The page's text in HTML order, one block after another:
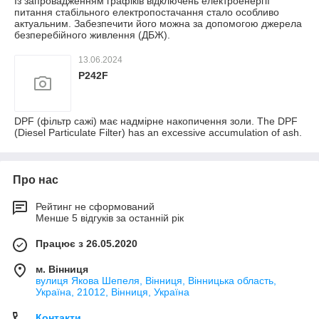
питання стабільного електропостачання стало особливо
актуальним. Забезпечити його можна за допомогою джерела
безперебійного живлення (ДБЖ).
13.06.2024
P242F
DPF (фільтр сажі) має надмірне накопичення золи. The DPF
(Diesel Particulate Filter) has an excessive accumulation of ash.
Про нас
Рейтинг не сформований
Менше 5 відгуків за останній рік
Працює з 26.05.2020
м. Вінниця
вулиця Якова Шепеля, Вінниця, Вінницька область,
Україна, 21012, Вінниця, Україна